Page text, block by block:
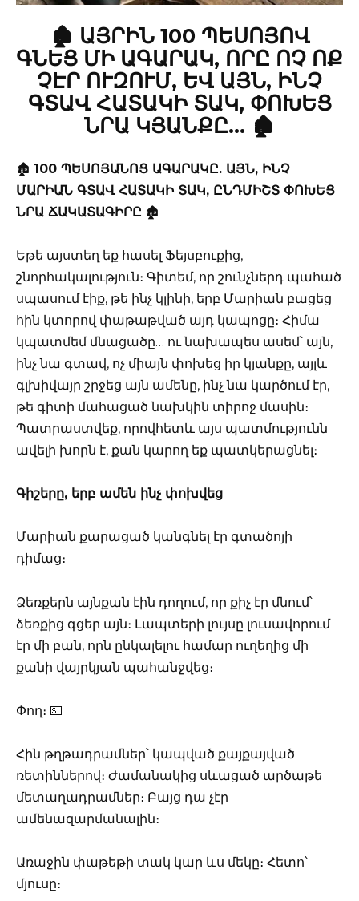
🏚️ ԱՅՐԻՆ 100 ՊԵՍՈՅՈՎ
ԳՆԵՑ ՄԻ ԱԳԱՐԱԿ, ՈՐԸ ՈՉ ՈՔ
ՉԷՐ ՈՒԶՈՒՄ, ԵՎ ԱՅՆ, ԻՆՉ
ԳՏԱՎ ՀԱՏԱԿԻ ՏԱԿ, ՓՈԽԵՑ
ՆՐԱ ԿՅԱՆՔԸ… 🏚️
🏚️ 100 ՊԵՍՈՅԱՆՈՑ ԱԳԱՐԱԿԸ. ԱՅՆ, ԻՆՉ
ՄԱՐԻԱՆ ԳՏԱՎ ՀԱՏԱԿԻ ՏԱԿ, ԸՆԴՄԻՇՏ ՓՈԽԵՑ
ՆՐԱ ՃԱԿԱՏԱԳԻՐԸ 🏚️
Եթե այստեղ եք հասել Ֆեյսբուքից,
շնորհակալություն։ Գիտեմ, որ շունչներդ պահած
սպասում էիք, թե ինչ կլինի, երբ Մարիան բացեց
հին կտորով փաթաթված այդ կապոցը։ Հիմա
կպատմեմ մնացածը… ու նախապես ասեմ՝ այն,
ինչ նա գտավ, ոչ միայն փոխեց իր կյանքը, այլև
գլխիվայր շրջեց այն ամենը, ինչ նա կարծում էր,
թե գիտի մահացած նախկին տիրոջ մասին։
Պատրաստվեք, որովհետև այս պատմությունն
ավելի խորն է, քան կարող եք պատկերացնել։
Գիշերը, երբ ամեն ինչ փոխվեց
Մարիան քարացած կանգնել էր գտածոյի
դիմաց։
Ձեռքերն այնքան էին դողում, որ քիչ էր մնում՝
ձեռքից գցեր այն։ Լապտերի լույսը լուսավորում
էր մի բան, որն ընկալելու համար ուղեղից մի
քանի վայրկյան պահանջվեց։
Փող։ 💵
Հին թղթադրամներ՝ կապված քայքայված
ռետիններով։ Ժամանակից սևացած արծաթե
մետաղադրամներ։ Բայց դա չէր
ամենազարմանալին։
Առաջին փաթեթի տակ կար ևս մեկը։ Հետո՝
մյուսը։